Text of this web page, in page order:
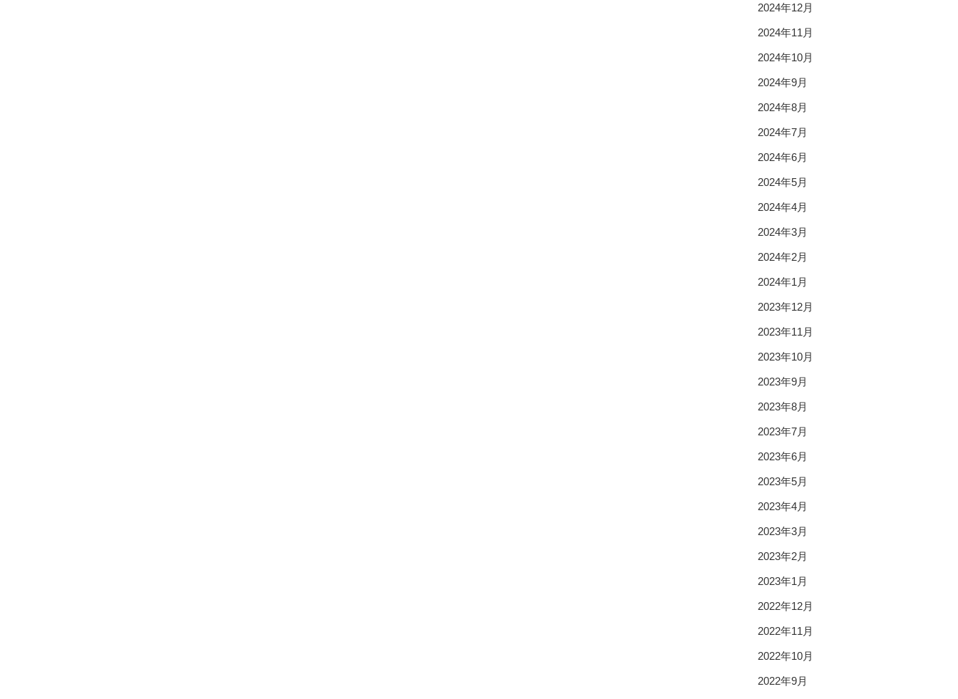
2024年12月
2024年11月
2024年10月
2024年9月
2024年8月
2024年7月
2024年6月
2024年5月
2024年4月
2024年3月
2024年2月
2024年1月
2023年12月
2023年11月
2023年10月
2023年9月
2023年8月
2023年7月
2023年6月
2023年5月
2023年4月
2023年3月
2023年2月
2023年1月
2022年12月
2022年11月
2022年10月
2022年9月